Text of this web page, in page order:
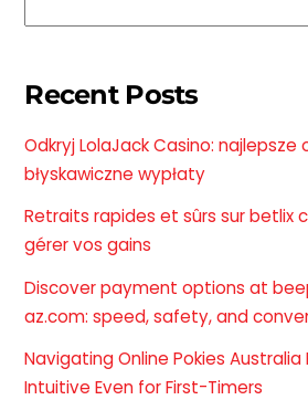
Recent Posts
Odkryj LolaJack Casino: najlepsze
błyskawiczne wypłaty
Retraits rapides et sûrs sur betlix
gérer vos gains
Discover payment options at
az.com: speed, safety, and
Navigating Online Pokies Australia
Intuitive Even for First-Timers